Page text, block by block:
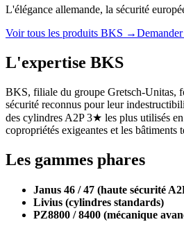
L'élégance allemande, la sécurité
Voir tous les produits BKS →
L'expertise BKS
BKS, filiale du groupe Gretsch-Unitas,
sécurité reconnus pour leur
des cylindres A2P 3★ les plus utilisés
copropriétés exigeantes et les bâtiments
Les gammes phares
Janus 46 / 47 (haute sécurité
Livius (cylindres standards)
PZ8800 / 8400 (mécanique